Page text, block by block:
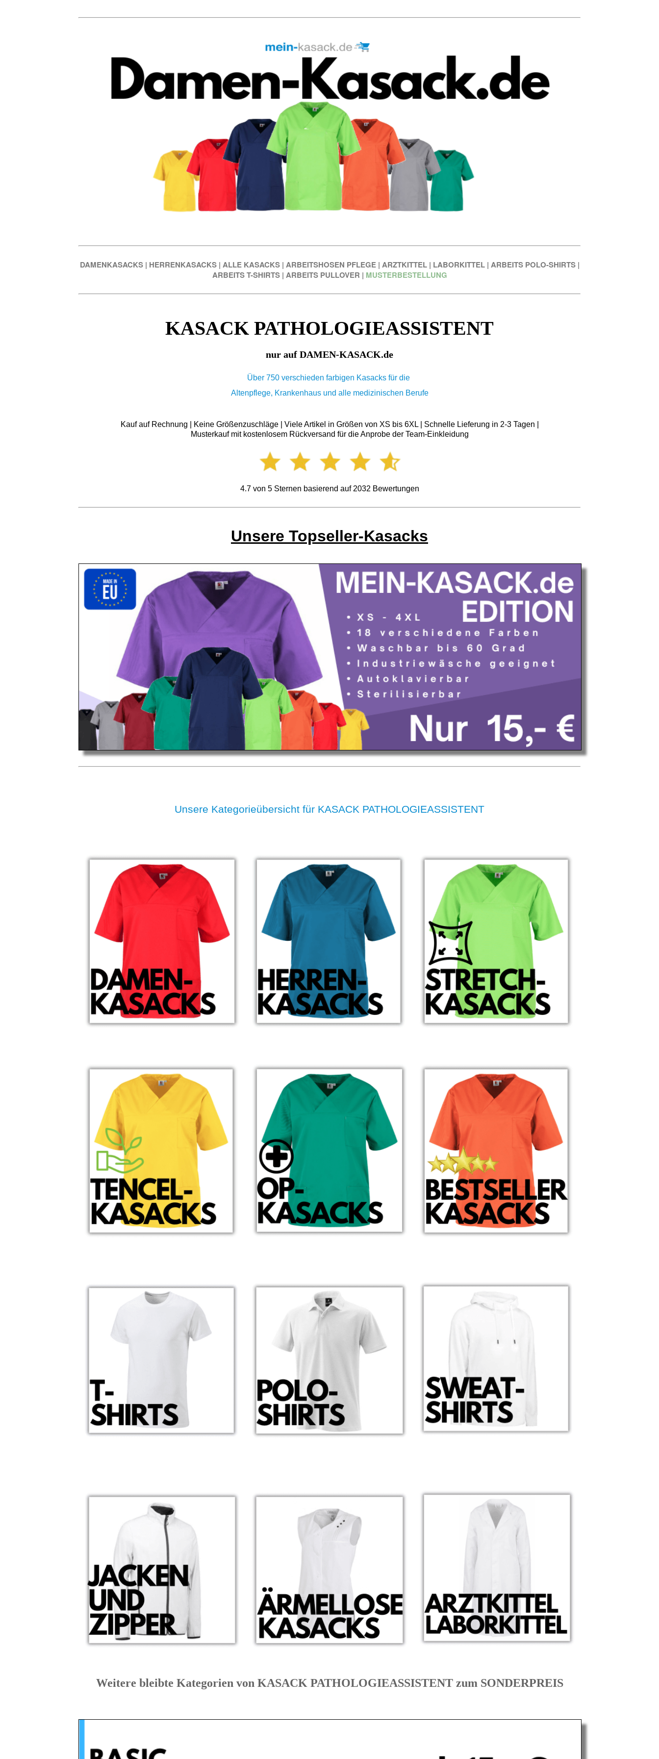
DAMENKASACKS | HERRENKASACKS | ALLE KASACKS | ARBEITSHOSEN PFLEGE | ARZTKITTEL | LABORKITTEL | ARBEITS POLO-SHIRTS |
ARBEITS T-SHIRTS | ARBEITS PULLOVER | MUSTERBESTELLUNG
KASACK PATHOLOGIEASSISTENT
nur auf DAMEN-KASACK.de
Über 750 verschieden farbigen Kasacks für die
Altenpflege, Krankenhaus und alle medizinischen Berufe
Kauf auf Rechnung | Keine Größenzuschläge | Viele Artikel in Größen von XS bis 6XL | Schnelle Lieferung in 2-3 Tagen |
Musterkauf mit kostenlosem Rückversand für die Anprobe der Team-Einkleidung
4.7von 5Sternen basierend auf 2032 Bewertungen
Unsere Topseller-Kasacks
Unsere Kategorieübersicht für KASACK PATHOLOGIEASSISTENT
Weitere bleibte Kategorien von KASACK PATHOLOGIEASSISTENT zum SONDERPREIS